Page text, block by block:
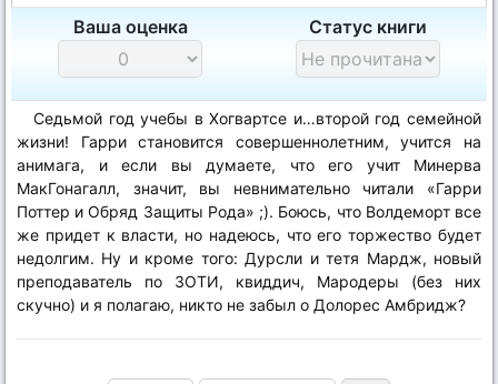
Ваша оценка Статус книги
Седьмой год учебы в Хогвартсе и…второй год семейной
жизни! Гарри становится совершеннолетним, учится на
анимага, и если вы думаете, что его учит Минерва
МакГонагалл, значит, вы невнимательно читали «Гарри
Поттер и Обряд Защиты Рода» ;). Боюсь, что Волдеморт все
же придет к власти, но надеюсь, что его торжество будет
недолгим. Ну и кроме того: Дурсли и тетя Мардж, новый
преподаватель по ЗОТИ, квиддич, Мародеры (без них
скучно) и я полагаю, никто не забыл о Долорес Амбридж?